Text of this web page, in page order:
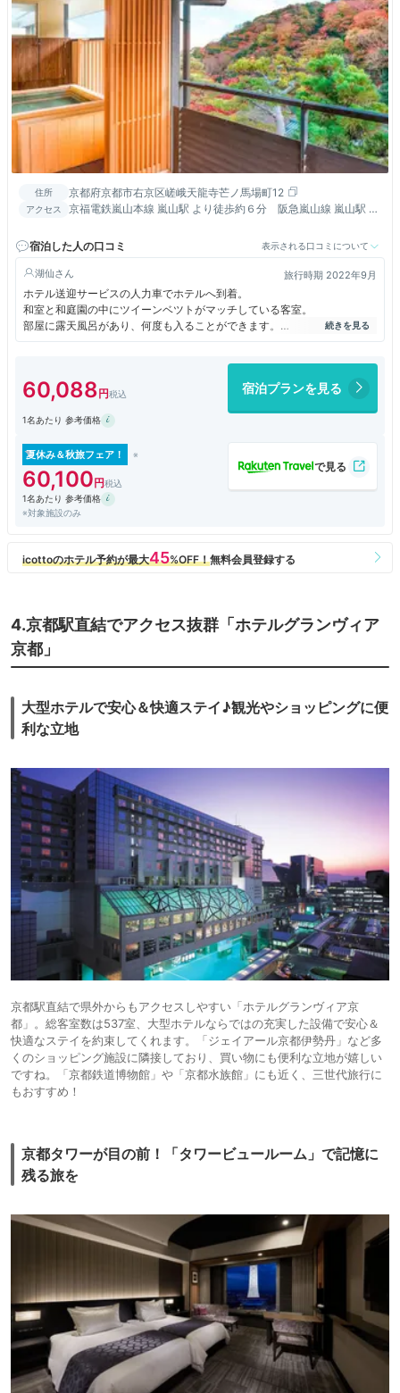
住所 京都府京都市右京区嵯峨天龍寺芒ノ馬場町12
アクセス
京福電鉄嵐山本線 嵐山駅 より徒歩約６分 阪急嵐山線 嵐山駅 、
宿泊した人の口コミ
表示される口コミについて
湖仙 旅行時期 2022年9月
ホテル送迎サービスの人力車でホテルへ到着。
和室と和庭園の中にツイーンベツトがマッチしている客室。
部屋に露天風呂があり、何度も入ることができます。
自然の景色を見ながらの離れの茶屋でシャンパンタイム。
60,088 宿泊プランを見る
1名あたり 参考価格
夏休み＆秋旅フェア！
60,100
1名あたり 参考価格
※対象施設のみ
4.京都駅直結でアクセス抜群「ホテルグランヴィア
京都」
大型ホテルで安心＆快適ステイ♪観光やショッピングに便
利な立地
京都駅直結で県外からもアクセスしやすい「ホテルグランヴィア京
都」。総客室数は537室、大型ホテルならではの充実した設備で安心＆
快適なステイを約束してくれます。「ジェイアール京都伊勢丹」など多
くのショッピング施設に隣接しており、買い物にも便利な立地が嬉しい
ですね。「京都鉄道博物館」や「京都水族館」にも近く、三世代旅行に
もおすすめ！
京都タワーが目の前！「タワービュールーム」で記憶に
残る旅を